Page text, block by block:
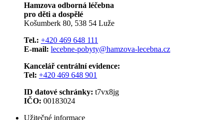
Hamzova odborná léčebna
pro děti a dospělé
Košumberk 80, 538 54 Luže
Tel.: +420 469 648 111
E-mail: lecebne-pobyty@hamzova-lecebna.cz
Kancelář centrální evidence:
Tel: +420 469 648 901
ID datové schránky: t7vx8jg
IČO: 00183024
Užitečné informace